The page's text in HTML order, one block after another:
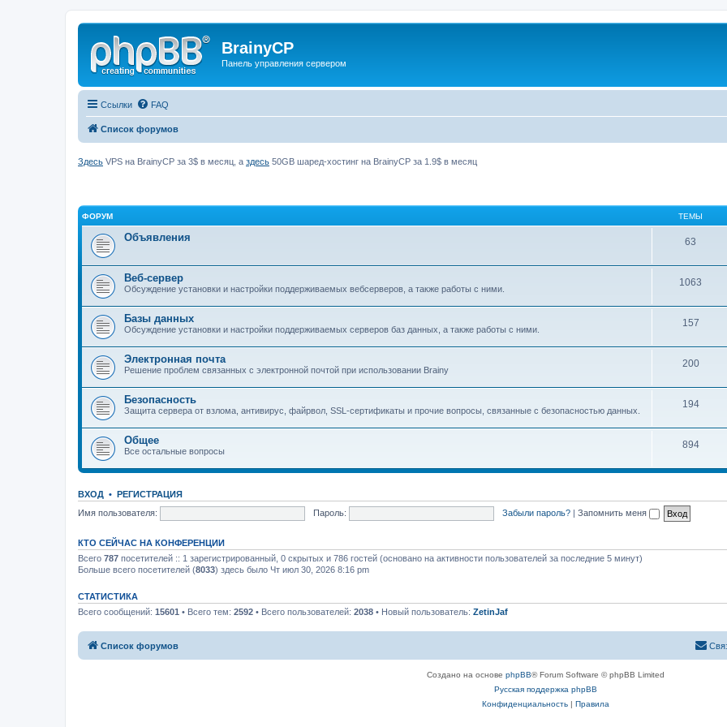
BrainyCP
Панель управления сервером
Ссылки FAQ
Список форумов
Здесь VPS на BrainyCP за 3$ в месяц, а здесь 50GB шаред-хостинг на BrainyCP за 1.9$ в месяц
ФОРУМ ТЕМЫ
Объявления 63
Веб-сервер
Обсуждение установки и настройки поддерживаемых вебсерверов, а также работы с ними.
1063
Базы данных
Обсуждение установки и настройки поддерживаемых серверов баз данных, а также работы с ними.
157
Электронная почта
Решение проблем связанных с электронной почтой при использовании Brainy
200
Безопасность
Защита сервера от взлома, антивирус, файрвол, SSL-сертификаты и прочие вопросы, связанные с безопасностью данных.
194
Общее
Все остальные вопросы
894
ВХОД • РЕГИСТРАЦИЯ
Имя пользователя:
Пароль: Забыли пароль? | Запомнить меня
КТО СЕЙЧАС НА КОНФЕРЕНЦИИ
Всего 787 посетителей :: 1 зарегистрированный, 0 скрытых и 786 гостей (основано на активности пользователей за последние 5 минут)
Больше всего посетителей (8033) здесь было Чт июл 30, 2026 8:16 pm
СТАТИСТИКА
Всего сообщений: 15601 • Всего тем: 2592 • Всего пользователей: 2038 • Новый пользователь: ZetinJaf
Список форумов
Создано на основе phpBB® Forum Software © phpBB Limited
Русская поддержка phpBB
Конфиденциальность| Правила